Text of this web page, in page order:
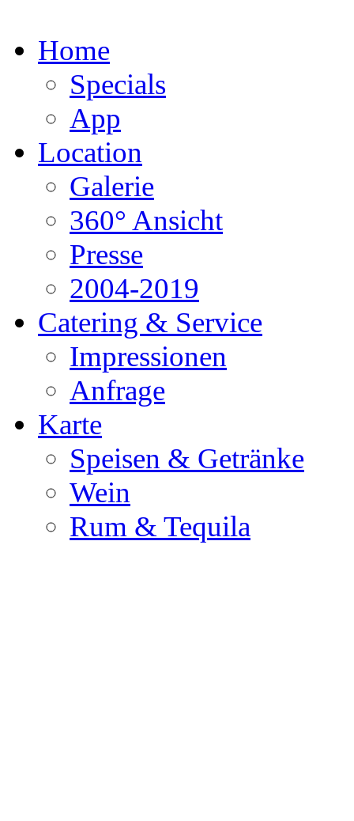
Home
Specials
App
Location
Galerie
360° Ansicht
Presse
2004-2019
Catering & Service
Impressionen
Anfrage
Karte
Speisen & Getränke
Wein
Rum & Tequila